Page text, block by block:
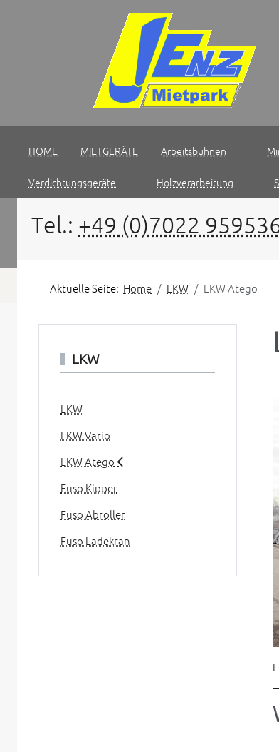
HOME MIETGERÄTE Arbeitsbühnen
Verdichtungsgeräte Holzverarbeitung
Tel.: +49 (0)7022
Aktuelle Seite: Home LKW LKW Atego
LKW
LKW
LKW Vario
LKW Atego
Fuso Kipper
Fuso Abroller
Fuso Ladekran